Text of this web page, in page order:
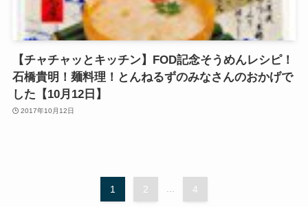
【チャチャッとキッチン】FOD記念そうめんレシピ！
石橋貴明！麺料理！とんねるずのみなさんのおかげで
した【10月12日】
2017年10月12日
1 2 4